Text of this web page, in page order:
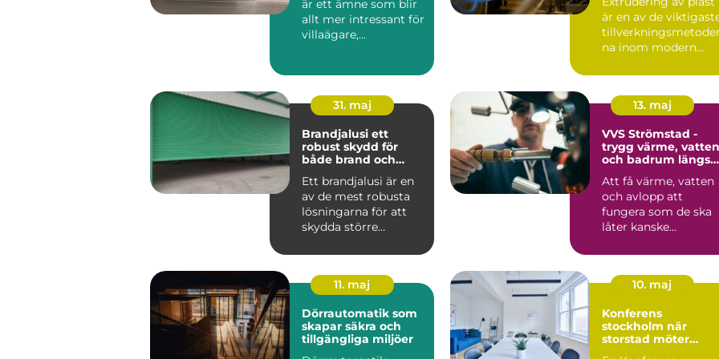
är ett ämne som blir
allt mer intressant för
villaägare,
är en av de
tillverkningsmetoder
na inom modern
g...
31. maj
Brandjalusi ett
robust skydd för
både brand och
Ett brandjalusi är en
av de mest robusta
lösningarna för att
skydda större
byggnad mo...
13. maj
VVS Strömstad -
trygg värme, vatten
och badrum längs
Att få värme, vatten
och avlopp att
fungera som de ska
låter kanske
11. maj
Dörrautomatik som
skapar säkra och
tillgängliga miljöer
10. maj
Konferens
stockholm när
storstad möter